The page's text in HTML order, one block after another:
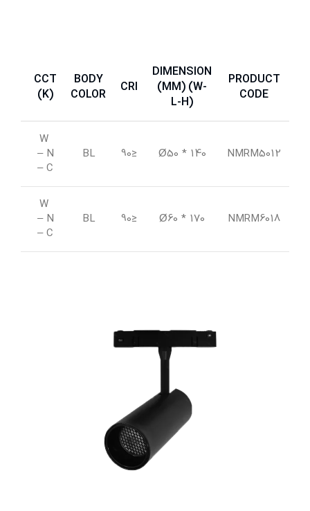
PRODUCT
CODE
DIMENSION
(MM) (W-
L-H)
CRI
BODY
COLOR
CCT
(K)
NMRM5012
140
* Ø50
≤90
BL
W
– N
– C
NMRM6018
170
* Ø60
≤90
BL
W
– N
– C